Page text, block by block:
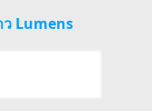
ว Lumens